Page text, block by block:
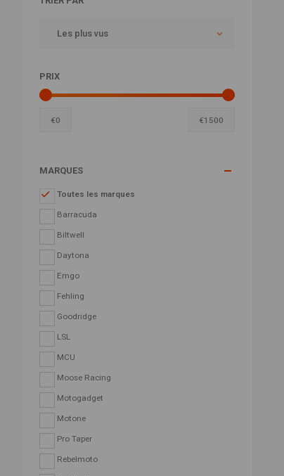
Les plus vus
PRIX
€0 €1500
MARQUES
Toutes les marques
Barracuda
Biltwell
Daytona
Emgo
Fehling
Goodridge
LSL
MCU
Moose Racing
Motogadget
Motone
Pro Taper
Rebelmoto